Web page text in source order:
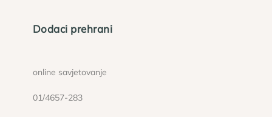
Dodaci prehrani
online savjetovanje
01/4657-283